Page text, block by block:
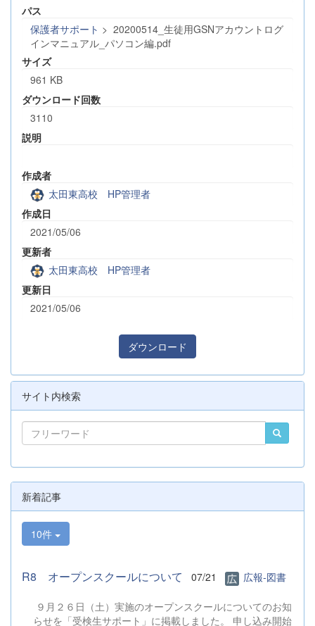
パス
保護者サポート > 20200514_生徒用GSNアカウントログ
インマニュアル_パソコン編.pdf
サイズ
961 KB
ダウンロード回数
3110
説明
作成者
太田東高校 HP管理者
作成日
2021/05/06
更新者
太田東高校 HP管理者
更新日
2021/05/06
ダウンロード
サイト内検索
新着記事
10件
R8 オープンスクールについて 07/21 広報-図書
９月２６日（土）実施のオープンスクールについてのお知
らせを「受検生サポート」に掲載しました。 申し込み開始